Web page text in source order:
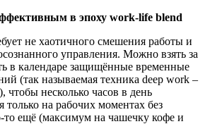
в эпоху work-life blend
не хаотичного смешения работы и
управления. Можно взять за
в календаре защищённые временные
(так называемая техника deep work –
чтобы несколько часов в день
только на рабочих моментах без
то ещё (максимум на чашечку кофе и